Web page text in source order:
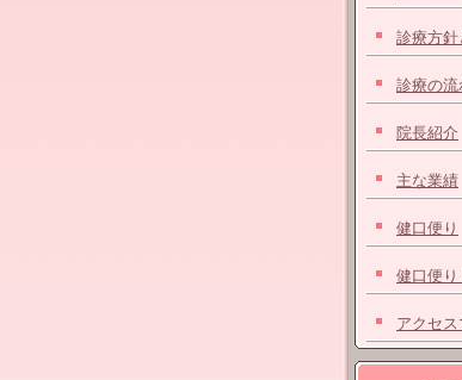
診療方針
診療の流
院長紹介
主な業績
健口便り
健口便
アクセ